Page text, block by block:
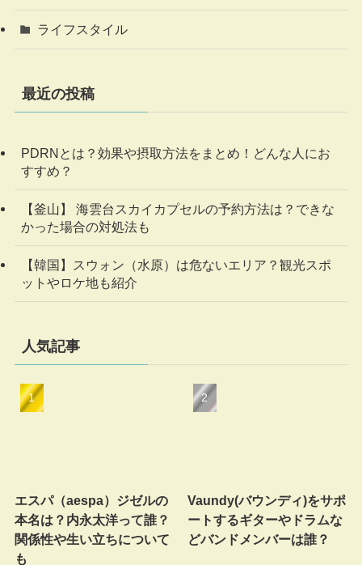
ライフスタイル
最近の投稿
PDRNとは？効果や摂取方法をまとめ！どんな人にお
すすめ？
【釜山】 海雲台スカイカプセルの予約方法は？できな
かった場合の対処法も
【韓国】スウォン（水原）は危ないエリア？観光スポ
ットやロケ地も紹介
人気記事
エスパ（aespa）ジゼルの
本名は？内永太洋って誰？
関係性や生い立ちについて
も
Vaundy(バウンディ)をサポ
ートするギターやドラムな
どバンドメンバーは誰？